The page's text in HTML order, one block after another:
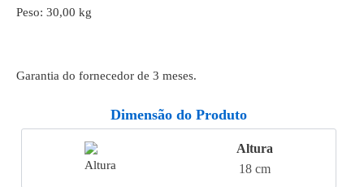
Peso: 30,00 kg
Garantia do fornecedor de 3 meses.
Dimensão do Produto
Altura
18 cm